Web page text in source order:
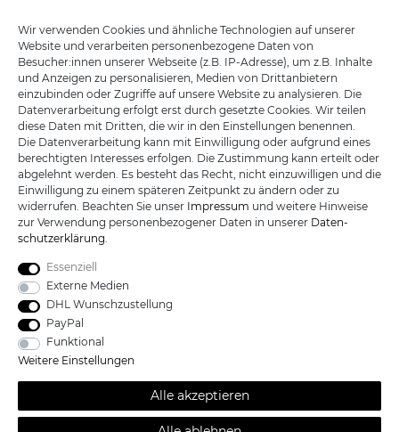
MEIN KONTO
KUNDENSERVICE
INFORMATIONEN
ABONNIEREN
Honig
Hiermit bestätige ich, dass ich dieDaten­schutz­erklärunggelesen habe. Meine
Einwilligung kann ich jederzeit widerrufen.
Technik:
+49 (0) 3533487440
Mail: info@katana-land.de
Wir verwenden Cookies und ähnliche Technologien auf unserer
Website und verarbeiten personenbezogene Daten von
Besucher:innen unserer Webseite (z.B. IP-Adresse), um z.B. Inhalte
und Anzeigen zu personalisieren, Medien von Drittanbietern
einzubinden oder Zugriffe auf unsere Website zu analysieren. Die
Datenverarbeitung erfolgt erst durch gesetzte Cookies. Wir teilen
diese Daten mit Dritten, die wir in den Einstellungen benennen.
Die Datenverarbeitung kann mit Einwilligung oder aufgrund eines
berechtigten Interesses erfolgen. Die Zustimmung kann erteilt oder
abgelehnt werden. Es besteht das Recht, nicht einzuwilligen und die
Einwilligung zu einem späteren Zeitpunkt zu ändern oder zu
widerrufen. Beachten Sie unser Impressum und weitere Hinweise
zur Verwendung personenbezogener Daten in unserer Daten­
schutz­erklärung.
Essenziell
Externe Medien
DHL Wunschzustellung
PayPal
Funktional
Weitere Einstellungen
Alle akzeptieren